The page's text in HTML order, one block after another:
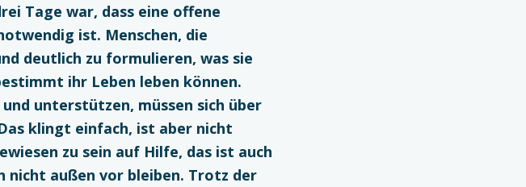
Tage war, dass eine offene
ist. Menschen, die
deutlich zu formulieren, was sie
ihr Leben leben können.
unterstützen, müssen sich über
klingt einfach, ist aber nicht
zu sein auf Hilfe, das ist auch
nicht außen vor bleiben. Trotz der